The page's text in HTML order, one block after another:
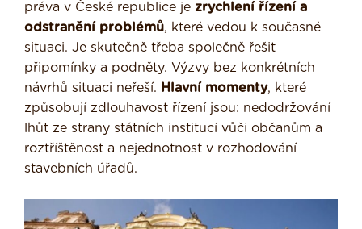
práva v České republice je zrychlení řízení a
odstranění problémů, které vedou k současné
situaci. Je skutečně třeba společně řešit
připomínky a podněty. Výzvy bez konkrétních
návrhů situaci neřeší. Hlavní momenty, které
způsobují zdlouhavost řízení jsou: nedodržování
lhůt ze strany státních institucí vůči občanům a
roztříštěnost a nejednotnost v rozhodování
stavebních úřadů.